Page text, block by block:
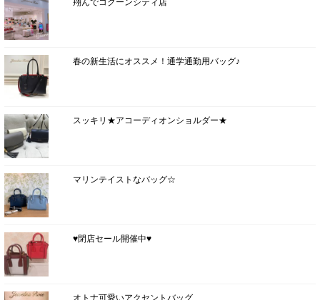
春の新生活にオススメ！通学通勤用バッグ♪
スッキリ★アコーディオンショルダー★
マリンテイストなバッグ☆
♥閉店セール開催中♥
オトナ可愛いアクセントバッグ